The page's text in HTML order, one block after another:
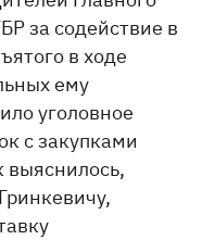
за содействие в
в ходе
ему
уголовное
с закупками
выяснилось,